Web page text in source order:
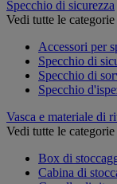
Specchio di sicurezza
Vedi tutte le categorie
Accessori per
Specchio di
Specchio di
Specchio
Vasca e materiale di
Vedi tutte le categorie
Box di
Cabina di